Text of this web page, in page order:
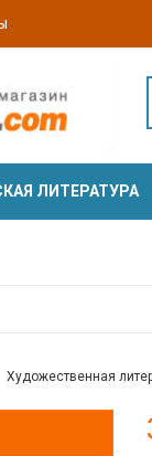
ЛИТЕРАТУРА
Художественная